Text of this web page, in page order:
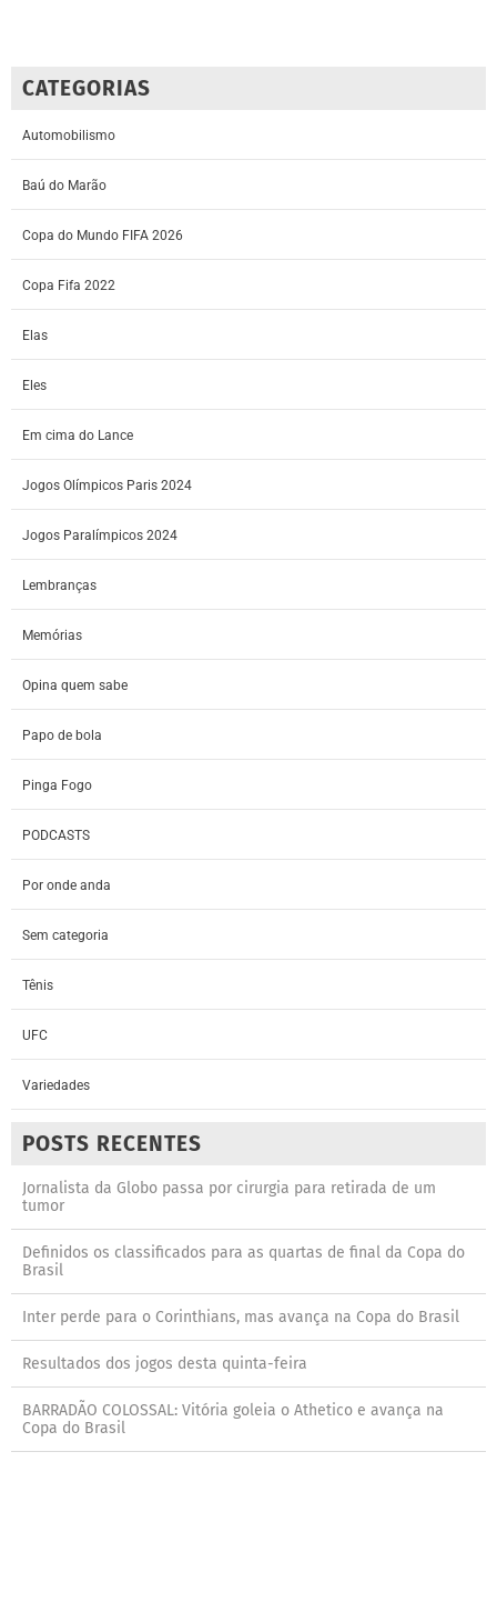
CATEGORIAS
Automobilismo
Baú do Marão
Copa do Mundo FIFA 2026
Copa Fifa 2022
Elas
Eles
Em cima do Lance
Jogos Olímpicos Paris 2024
Jogos Paralímpicos 2024
Lembranças
Memórias
Opina quem sabe
Papo de bola
Pinga Fogo
PODCASTS
Por onde anda
Sem categoria
Tênis
UFC
Variedades
POSTS RECENTES
Jornalista da Globo passa por cirurgia para retirada de um
tumor
Definidos os classificados para as quartas de final da Copa do
Brasil
Inter perde para o Corinthians, mas avança na Copa do Brasil
Resultados dos jogos desta quinta-feira
BARRADÃO COLOSSAL: Vitória goleia o Athetico e avança na
Copa do Brasil